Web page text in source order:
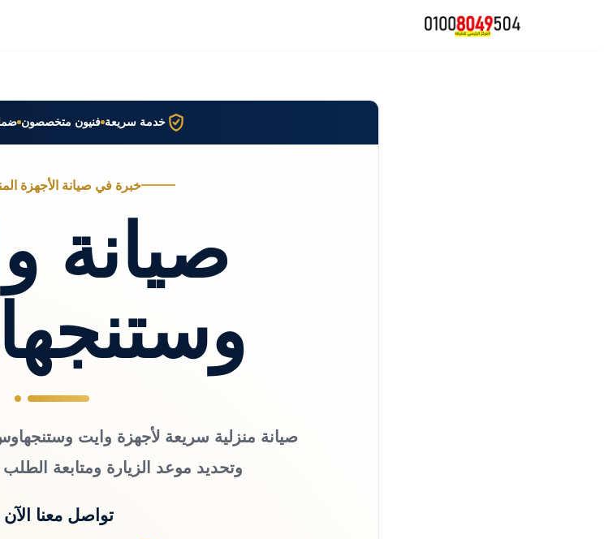
خدمة سريعة فنيون متخصصون
خبرة في صيانة الأجهزة
صيانة
صيانة منزلية سريعة لأجهزة وايت
وتحديد موعد الزيارة ومتابعة
تواصل معنا الآن